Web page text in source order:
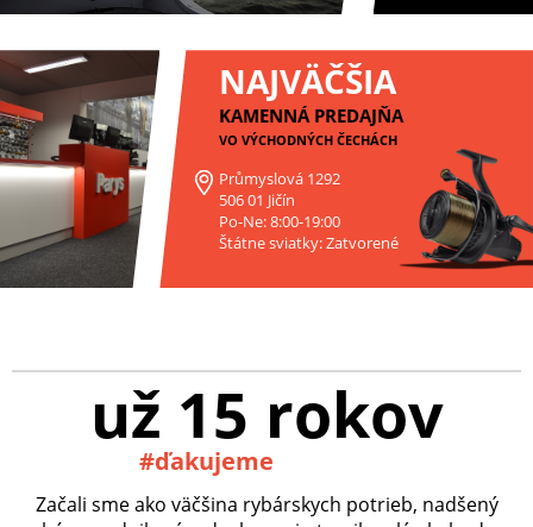
NAJVÄČŠIA
KAMENNÁ PREDAJŇA
VO VÝCHODNÝCH ČECHÁCH
Průmyslová 1292
506 01 Jičín
Po-Ne: 8:00-19:00
Štátne sviatky: Zatvorené
už 15 rokov
#ďakujeme
Začali sme ako väčšina rybárskych potrieb, nadšený